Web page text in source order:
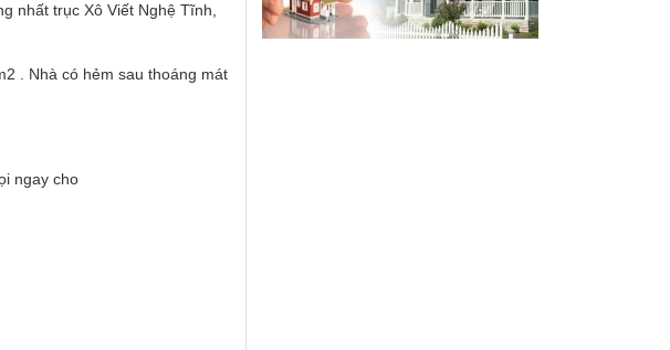
nhất trục Xô Viết Nghệ Tĩnh,
. Nhà có hẻm sau thoáng mát
ngay cho